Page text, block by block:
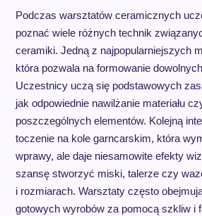
Podczas warsztatów ceramicznych
poznać wiele różnych technik
ceramiki. Jedną z najpopularniejszych
która pozwala na formowanie
Uczestnicy uczą się podstawowych
jak odpowiednie nawilżanie materiału
poszczególnych elementów. Kolejną
toczenie na kole garncarskim, która
wprawy, ale daje niesamowite efekty
szansę stworzyć miski, talerze czy
i rozmiarach. Warsztaty często
gotowych wyrobów za pomocą szkliw i